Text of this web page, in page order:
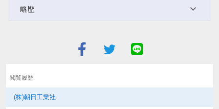
略歴
閲覧履歴
(株)朝日工業社